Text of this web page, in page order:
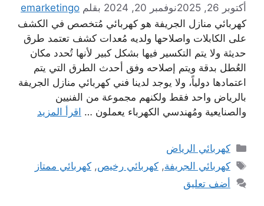
أكتوبر 26, 2025 نوفمبر 20, 2024 بقلم emarketingo
كهربائي منازل الجريفة هو كهربائي مُتخصص في الكشف
على الكابلات واصلاحها ولديه مُعدات كشف تعتمد طرق
حديثة ولا يتم التكسير فيها بشكل كبير لأنها تُحدد مكان
العُطل بدقة ويتم إصلاحه وفق أحدث الطرق التي يتم
اعتمادها دولياً، ولا يوجد لدينا فني كهربائي منازل الجريفة
بالرياض واحد فقط ولكنهم مجموعة من الفنيين
والصنايعية ومُهندسي الكهرباء يعملون … اقرأ المزيد
التصنيفات
كهربائي الرياض
الوسوم
كهربائي الجريفة,كهربائي رخيص,كهربائي ممتاز
أضف تعليق